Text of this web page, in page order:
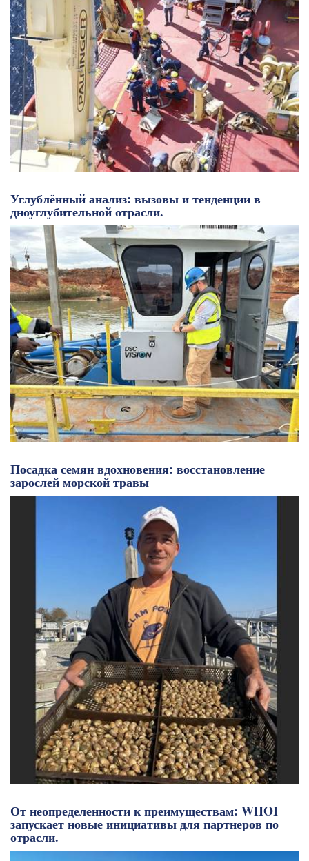
Углублённый анализ: вызовы и тенденции в
дноуглубительной отрасли.
Посадка семян вдохновения: восстановление
зарослей морской травы
От неопределенности к преимуществам: WHOI
запускает новые инициативы для партнеров по
отрасли.